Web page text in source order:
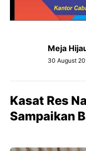
Meja
30 August
Kasat Res
Sampaikan